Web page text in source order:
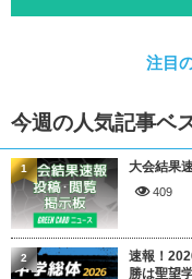
注目
今週の人気記事ベ
大会結果
409
1
速報！
勝は聖望
2